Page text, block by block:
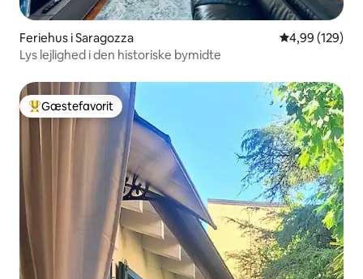
Feriehus i Saragozza 4,99 ud af 5 i
4,99 (129)
Lys lejlighed i den historiske bymidte
Bedste gæstefavorit
Gæstefavorit